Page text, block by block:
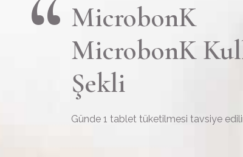
MicrobonK
MicrobonK
Şekli
Günde 1 tablet tüketilmesi tavsiye